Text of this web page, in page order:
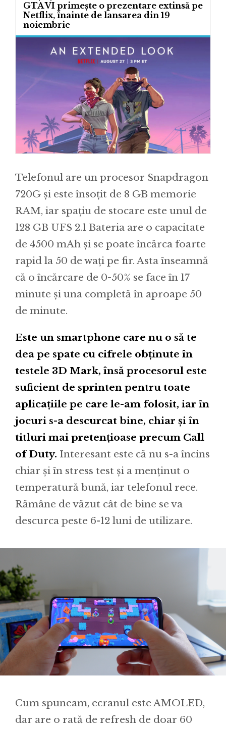
GTA VI primește o prezentare extinsă pe
Netflix, înainte de lansarea din 19
noiembrie
Telefonul are un procesor Snapdragon
720G și este însoțit de 8 GB memorie
RAM, iar spațiu de stocare este unul de
128 GB UFS 2.1 Bateria are o capacitate
de 4500 mAh și se poate încărca foarte
rapid la 50 de wați pe fir. Asta înseamnă
că o încărcare de 0-50% se face în 17
minute și una completă în aproape 50
de minute.
Este un smartphone care nu o să te
dea pe spate cu cifrele obținute în
testele 3D Mark, însă procesorul este
suficient de sprinten pentru toate
aplicațiile pe care le-am folosit, iar în
jocuri s-a descurcat bine, chiar și în
titluri mai pretențioase precum Call
of Duty. Interesant este că nu s-a încins
chiar și în stress test și a menținut o
temperatură bună, iar telefonul rece.
Rămâne de văzut cât de bine se va
descurca peste 6-12 luni de utilizare.
Cum spuneam, ecranul este AMOLED,
dar are o rată de refresh de doar 60